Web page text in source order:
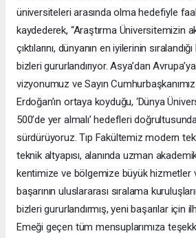
üniversiteleri arasında olma hedefiyle
kaydederek, “Araştırma Üniversitemizin
çıktılarını, dünyanın en iyilerinin
bizleri gururlandırıyor. Asya’dan
vizyonumuz ve Sayın
Erdoğan’ın ortaya koyduğu, ‘Dünya
500’de yer almalı’ hedefleri doğrultusunda
sürdürüyoruz. Tıp Fakültemiz modern
teknik altyapısı, alanında uzman
kentimize ve bölgemize büyük hizmetler
başarının uluslararası sıralama
bizleri gururlandırmış, yeni başarılar için
Emeği geçen tüm mensuplarımıza